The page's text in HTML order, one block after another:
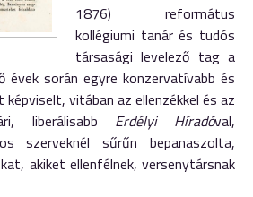
1876) református
kollégiumi tanár és tudós
társasági levelező tag a
évek során egyre konzervatívabb és
vitában az ellenzékkel és az
liberálisabb Erdélyi Híradóval,
szerveknél sűrűn bepanaszolta,
akiket ellenfélnek, versenytársnak